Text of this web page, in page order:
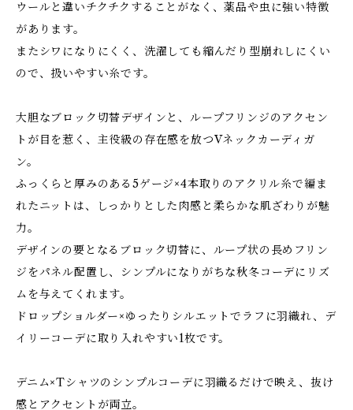
ウールと違いチクチクすることがなく、薬品や虫に強い特徴
があります。
またシワになりにくく、洗濯しても縮んだり型崩れしにくい
ので、扱いやすい糸です。
大胆なブロック切替デザインと、ループフリンジのアクセン
トが目を惹く、主役級の存在感を放つVネックカーディガ
ン。
ふっくらと厚みのある5ゲージ×4本取りのアクリル糸で編ま
れたニットは、しっかりとした肉感と柔らかな肌ざわりが魅
力。
デザインの要となるブロック切替に、ループ状の長めフリン
ジをパネル配置し、シンプルになりがちな秋冬コーデにリズ
ムを与えてくれます。
ドロップショルダー×ゆったりシルエットでラフに羽織れ、デ
イリーコーデに取り入れやすい1枚です。
デニム×Tシャツのシンプルコーデに羽織るだけで映え、抜け
感とアクセントが両立。